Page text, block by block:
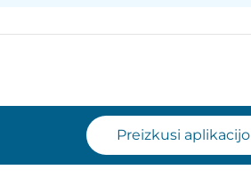
Preizkusi aplikacijo